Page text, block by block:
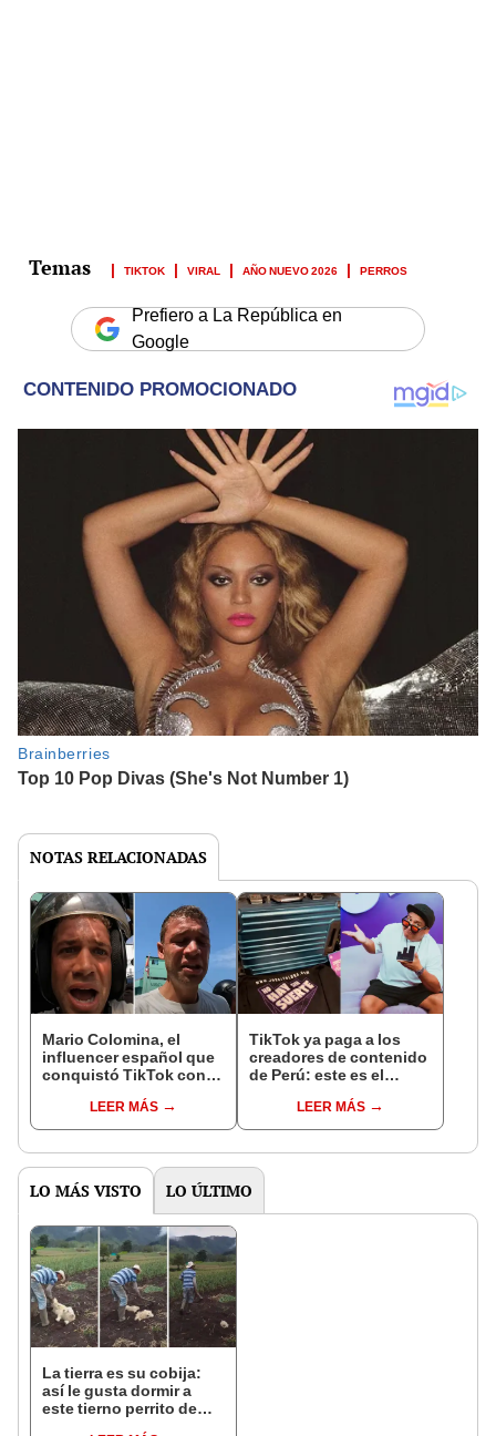
TIKTOK VIRAL AÑO NUEVO 2026 PERROS
Prefiero a La República en
Google
NOTAS RELACIONADAS
Mario Colomina, el
influencer español que
conquistó TikTok con
"Mi amor nació por la
gastronomía"
LEER MÁS
TikTok ya paga a los
creadores de contenido
de Perú: este es el
llegar a cobrar por 1.000
vistas
LEER MÁS
LO MÁS VISTO LO ÚLTIMO
La tierra es su cobija:
así le gusta dormir a
este tierno perrito de